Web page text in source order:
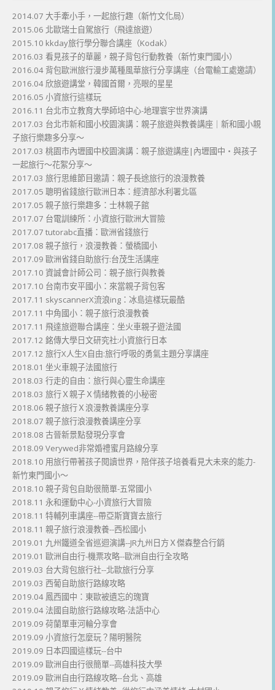
2014.07 大手牽小手，一起旅行趣（新竹文化局）
2015.06 北歐瑞士自駕旅行（飛達旅遊）
2015.10 kkday旅行學分聯合講座（Kodak）
2016.03 看見孩子的華麗，親子背包行動教養（新竹東門國小）
2016.04 背包歐洲旅行漫步萬種風華旅行分享講座（台電輸工處邀請）
2016.04 欣旅遊講堂，韓國首爾，亮眼的星星
2016.05 小資旅行這樣玩
2016.11 台北市立教育大學師培中心-地理寰宇世界演講
2017.03 台北市新和國小校園演講：親子旅遊與教養講座｜新和國小親
子旅行樂趣多分享～
2017.03 桃園市內壢國中校園演講：親子旅遊講座|內壢國中・與孩子
一起旅行～花絮分享～
2017.03 旅行思維節目邀請：親子長途旅行的浪漫教養
2017.05 聰明省錢旅行歐洲日本：經濟部水利署北區
2017.05 親子旅行樂趣多：士林親子館
2017.07 台電訓練所：小資旅行歐洲大冒險
2017.07 tutorabc直播：歐洲省錢旅行
2017.08 親子旅行，浪漫教養：螢橋國小
2017.09 歐洲省錢自助旅行:台茂生活講座
2017.10 資誠會計師公司：親子旅行與教養
2017.10 台南市安平國小：來當親子背包客
2017.11 skyscannerX流浪ing：冰島這樣玩最酷
2017.11 中角國小：親子旅行浪漫教養
2017.11 飛達旅遊聯合講座：坐火車親子遊法國
2017.12 銘傳大學日文研究社:小資旅行日本
2017.12 旅行X人生X自由:旅行呼吸的勇氣主題分享講座
2018.01 坐火車親子法國旅行
2018.03 行走的自由：旅行與心靈生命講座
2018.03 旅行Ｘ親子Ｘ情緒教養的小秘密
2018.06 親子旅行Ｘ浪漫教養講座分享
2018.07 親子旅行浪漫教養講座分享
2018.08 古晉新景點發現分享會
2018.09 Verywed非常婚禮蜜月路線分享
2018.10 用旅行帶著孩子閱讀世界，陪伴孩子培養看見大未來的能力-
新竹東門國小～
2018.10 親子背包自助很簡單-五常國小
2018.11 永和運動中心-小資旅行大冒險
2018.11 特輔列車講座--帶亞斯寶寶去旅行
2018.11 親子旅行浪漫教養--西松國小
2019.01 九州鐵道全省巡迴演講--JR九州日方Ｘ傑森整合行銷
2019.01 歐洲自由行-機票攻略--歐洲自由行全攻略
2019.03 台大背包旅行社--北歐旅行分享
2019.03 西葡自助旅行路線攻略
2019.04 鳳西國中：東歐被遺忘的瑰寶
2019.04 法國自助旅行路線攻略-法語中心
2019.09 荷蘭單車河輪分享會
2019.09 小資旅行怎麼玩？陽明醫院
2019.09 日本四國這樣玩--台中
2019.09 歐洲自由行很簡單--高雄科技大學
2019.09 歐洲自由行路線攻略--台北、高雄